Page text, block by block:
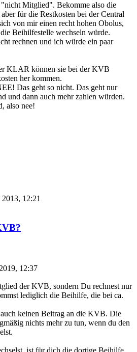
Mitglied". Bekomme also die
für die Restkosten bei der Central
von mir einen recht hohen Obolus,
Beihilfestelle wechseln würde.
rechnen und ich würde ein paar
KLAR können sie bei der KVB
her kommen.
Das geht so nicht. Das geht nur
und dann auch mehr zahlen würden.
also nee!
12:21
12:37
der KVB, sondern Du rechnest nur
lediglich die Beihilfe, die bei ca.
keinen Beitrag an die KVB. Die
nichts mehr zu tun, wenn du den
ist für dich die dortige Beihilfe